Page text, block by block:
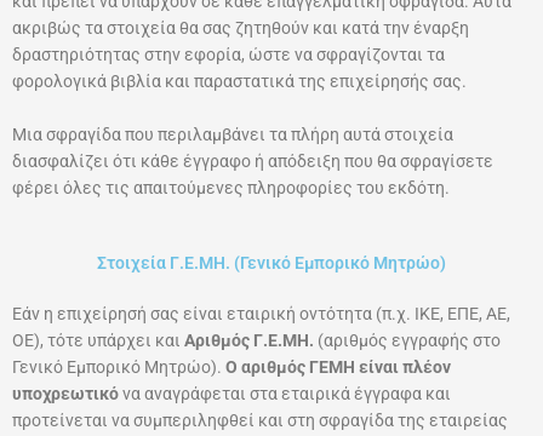
ακριβώς τα στοιχεία θα σας ζητηθούν και κατά την έναρξη
δραστηριότητας στην εφορία, ώστε να σφραγίζονται τα
φορολογικά βιβλία και παραστατικά της επιχείρησής σας.
Μια σφραγίδα που περιλαμβάνει τα πλήρη αυτά στοιχεία
διασφαλίζει ότι κάθε έγγραφο ή απόδειξη που θα σφραγίσετε
φέρει όλες τις απαιτούμενες πληροφορίες του εκδότη.
Στοιχεία Γ.Ε.ΜΗ. (Γενικό Εμπορικό Μητρώο)
Εάν η επιχείρησή σας είναι εταιρική οντότητα (π.χ. ΙΚΕ, ΕΠΕ, ΑΕ,
ΟΕ), τότε υπάρχει και Αριθμός Γ.Ε.ΜΗ. (αριθμός εγγραφής στο
Γενικό Εμπορικό Μητρώο). Ο αριθμός ΓΕΜΗ είναι πλέον
υποχρεωτικόνα αναγράφεται στα εταιρικά έγγραφα και
προτείνεται να συμπεριληφθεί και στη σφραγίδα της εταιρείας